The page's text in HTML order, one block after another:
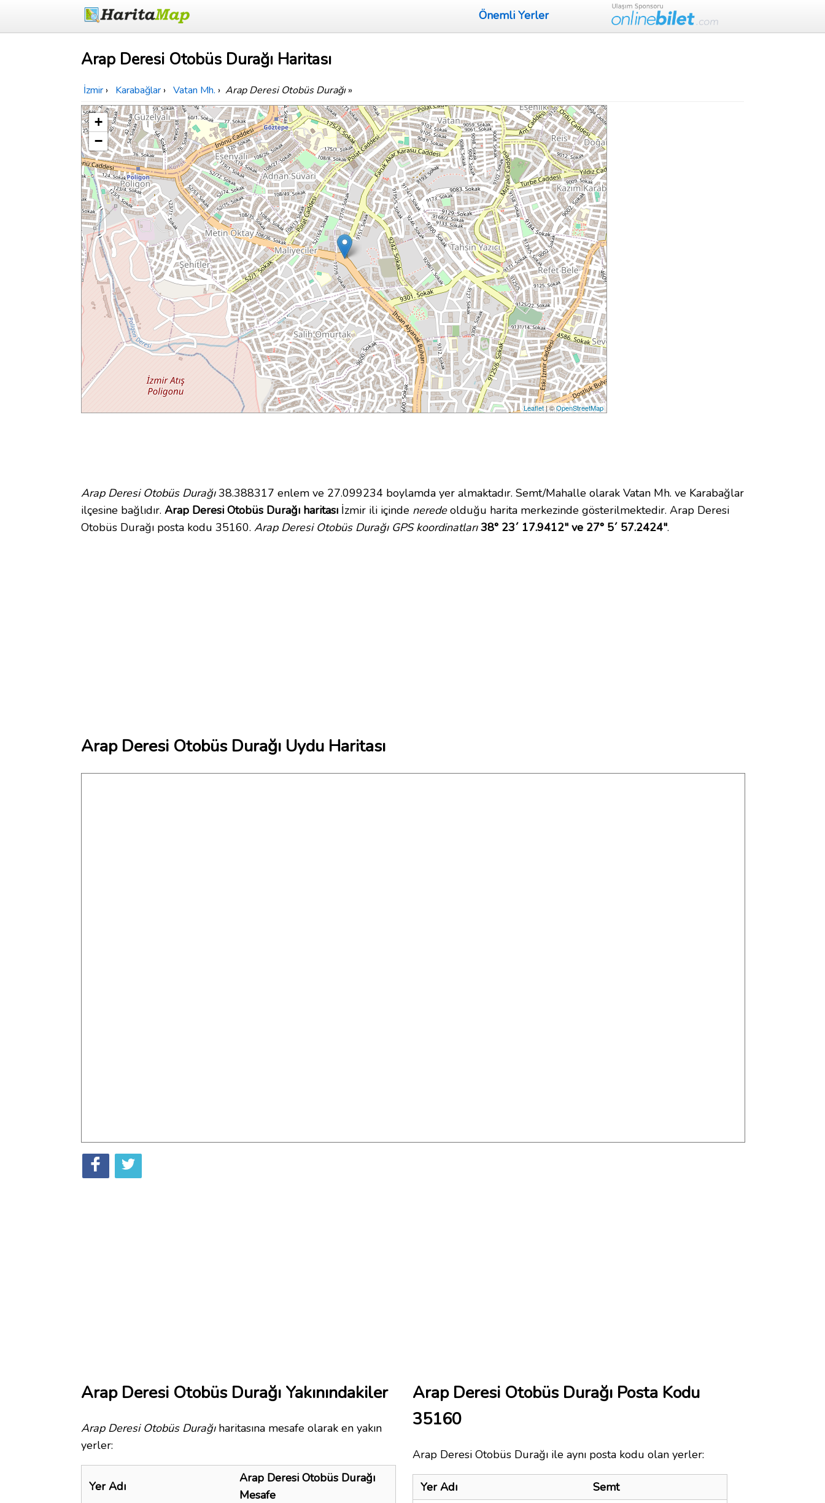
Önemli Yerler
Arap Deresi Otobüs Durağı Haritası
İzmir › Karabağlar › Vatan Mh. › Arap Deresi Otobüs Durağı»
+
−
Leaflet| ©OpenStreetMap
Arap Deresi Otobüs Durağı38.388317 enlem ve 27.099234 boylamda yer almaktadır. Semt/Mahalle olarak Vatan Mh. ve Karabağlar
ilçesine bağlıdır. Arap Deresi Otobüs Durağı haritası İzmir ili içinde neredeolduğu harita merkezinde gösterilmektedir. Arap Deresi
Otobüs Durağı posta kodu 35160. Arap Deresi Otobüs Durağı GPS koordinatları 38° 23´ 17.9412" ve 27° 5´ 57.2424".
Arap Deresi Otobüs Durağı Uydu Haritası
Arap Deresi Otobüs Durağı Yakınındakiler
Arap Deresi Otobüs Durağıharitasına mesafe olarak en yakın
yerler:
Yer Adı
Arap Deresi Otobüs Durağı
Mesafe
Arap Deresi Otobüs Durağı Posta Kodu
35160
Arap Deresi Otobüs Durağı ile aynı posta kodu olan yerler:
Yer Adı
Semt